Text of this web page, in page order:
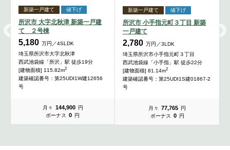
新築一戸建て 値下げ
所沢市 大字北秋津 新築一戸建
て ２号棟
5,180 万円／4SLDK
埼玉県所沢市大字北秋津
西武池袋線「所沢」駅 徒歩19分
[建物面積] 115.82m2
建築確認番号：第25UDI1W建12656
号
月々 144,900 円
ボーナス
0 円
新築一戸建て 値下げ
所沢市 小手指元町３丁目 新築
一戸建て
2,780 万円／3LDK
埼玉県所沢市小手指元町３丁目
西武池袋線「小手指」駅 徒歩22分
[建物面積] 81.14m2
建築確認番号：第25UDI1S建01867-2
号
月々 77,765 円
ボーナス
0 円